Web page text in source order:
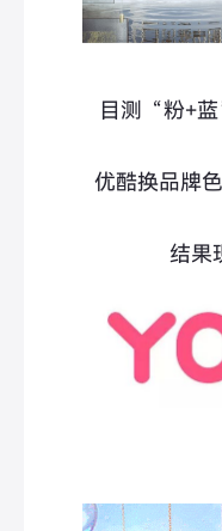
目测“粉+
优酷换品牌
结